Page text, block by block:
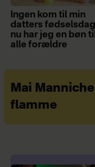
Ingen kom til min
datters
nu har jeg en bøn
alle forældre
Mai
flamme